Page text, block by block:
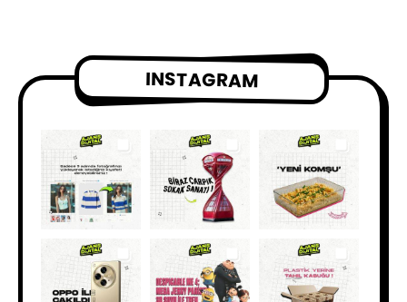
INSTAGRAM